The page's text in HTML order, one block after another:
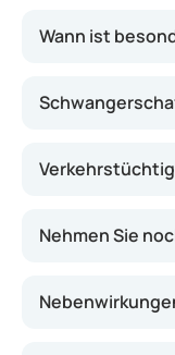
Wann ist
Nehmen Sie